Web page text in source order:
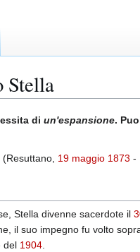
Stella
di un'espansione.
(Resuttano, 19 maggio 1873 -
Stella divenne sacerdote il
il suo impegno fu volto
del 1904.